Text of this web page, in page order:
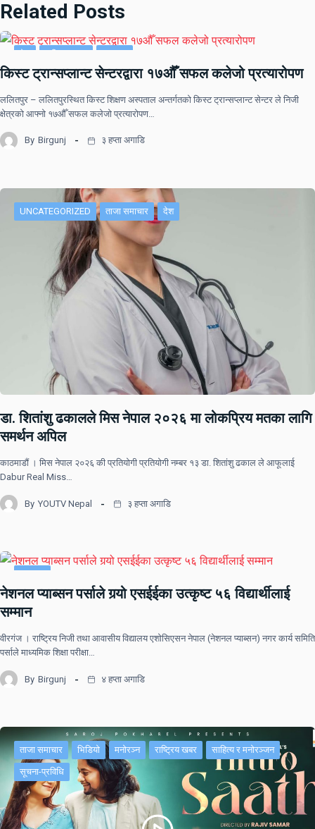
Related Posts
देश राष्ट्रिय खबर समाचार
किस्ट ट्रान्सप्लान्ट सेन्टरद्वारा १७औँ सफल कलेजो प्रत्यारोपण
ललितपुर – ललितपुरस्थित किस्ट शिक्षण अस्पताल अन्तर्गतको किस्ट ट्रान्सप्लान्ट सेन्टर ले निजी
क्षेत्रको आफ्नो १७औँ सफल कलेजो प्रत्यारोपण…
By Birgunj ३ हप्ता अगाडि
UNCATEGORIZED ताजा समाचार देश
डा. शितांशु ढकालले मिस नेपाल २०२६ मा लोकप्रिय मतका लागि
समर्थन अपिल
काठमाडौं । मिस नेपाल २०२६ की प्रतियोगी प्रतियोगी नम्बर १३ डा. शितांशु ढकाल ले आफूलाई
Dabur Real Miss…
By YOUTV Nepal ३ हप्ता अगाडि
नेशनल प्याब्सन पर्साले गर्‍यो एसईईका उत्कृष्ट ५६ विद्यार्थीलाई
सम्मान
वीरगंज । राष्ट्रिय निजी तथा आवासीय विद्यालय एशोसिएसन नेपाल (नेशनल प्याब्सन) नगर कार्य समिति
पर्साले माध्यमिक शिक्षा परीक्षा…
By Birgunj ४ हप्ता अगाडि
ताजा समाचार भिडियो मनोरञ्न राष्ट्रिय खबर साहित्य र मनोरञ्जन
सूचना-प्रविधि